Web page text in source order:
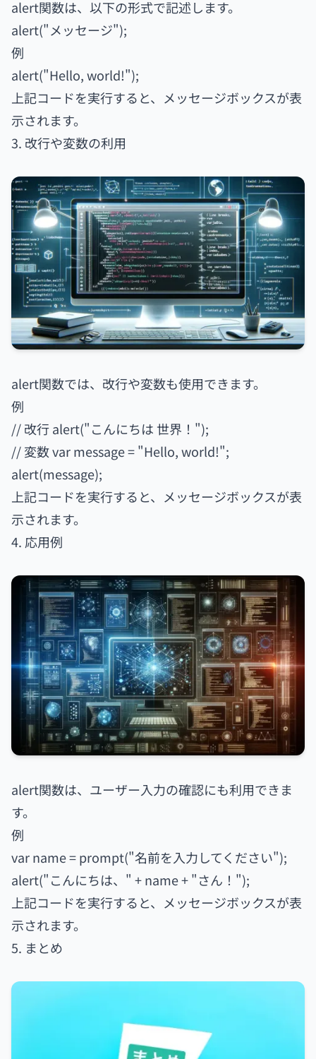
alert関数は、以下の形式で記述します。
alert("メッセージ");
例
alert("Hello, world!");
上記コードを実行すると、メッセージボックスが表
示されます。
3. 改行や変数の利用
alert関数では、改行や変数も使用できます。
例
// 改行 alert("こんにちは 世界！");
// 変数 var message = "Hello, world!";
alert(message);
上記コードを実行すると、メッセージボックスが表
示されます。
4. 応用例
alert関数は、ユーザー入力の確認にも利用できま
す。
例
var name = prompt("名前を入力してください");
alert("こんにちは、" + name + "さん！");
上記コードを実行すると、メッセージボックスが表
示されます。
5. まとめ